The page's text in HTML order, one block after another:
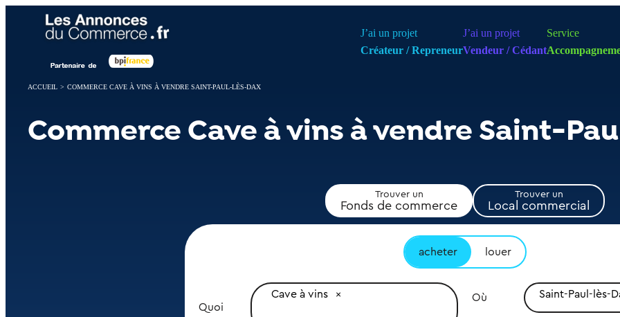
J’ai un projet
Créateur / Repreneur
J’ai un projet
Vendeur / Cédant
Service
ACCUEIL > COMMERCE CAVE À VINS À VENDRE SAINT-PAUL-LÈS-DAX
Commerce Cave à vins à vendre Saint-
Trouver un
Fonds de commerce
Trouver un
Local commercial
acheter louer
Quoi
Cave à vins Où Saint-Paul-lès-
Panneau de gestion des cookies